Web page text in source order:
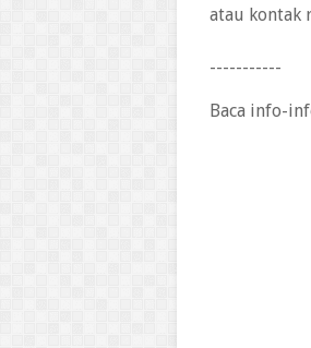
atau kontak
-----------
Baca info-